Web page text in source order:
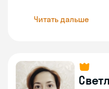
Читать дальше